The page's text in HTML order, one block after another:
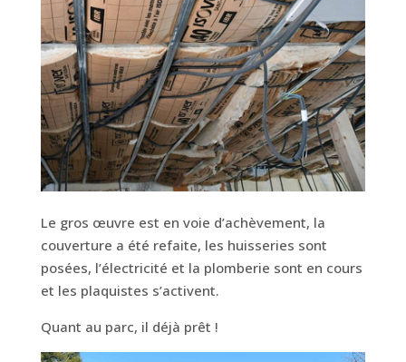
Le gros œuvre est en voie d’achèvement, la
couverture a été refaite, les huisseries sont
posées, l’électricité et la plomberie sont en cours
et les plaquistes s’activent.
Quant au parc, il déjà prêt !